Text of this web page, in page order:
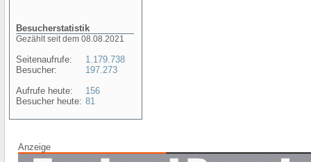
Besucherstatistik
Gezählt seit dem 08.08.2021
Seitenaufrufe:
Besucher:
Aufrufe heute:
Besucher heute:
1.179.738
197.273
156
81
Anzeige